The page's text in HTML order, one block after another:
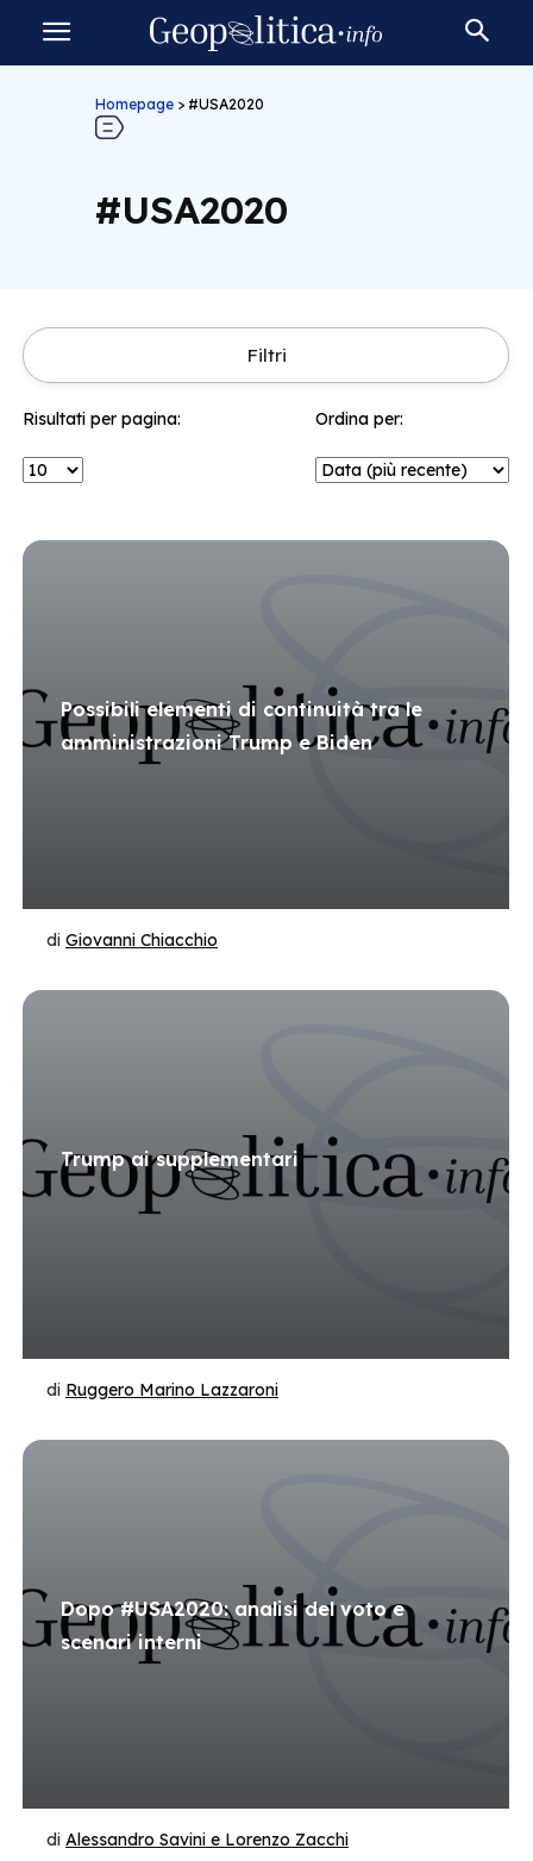
Homepage > #USA2020
#USA2020
Filtri
Risultati per pagina: Ordina per:
Possibili elementi di continuità tra le
amministrazioni Trump e Biden
di Giovanni Chiacchio
Trump ai supplementari
di Ruggero Marino Lazzaroni
Dopo #USA2020: analisi del voto e
scenari interni
di Alessandro Savini e Lorenzo Zacchi